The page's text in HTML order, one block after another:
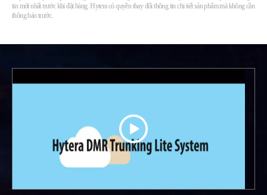
tin mới nhất trước khi đặt hàng. Hytera có quyền thay đổi thông tin chi tiết sản phẩm mà không cần
thông báo trước.